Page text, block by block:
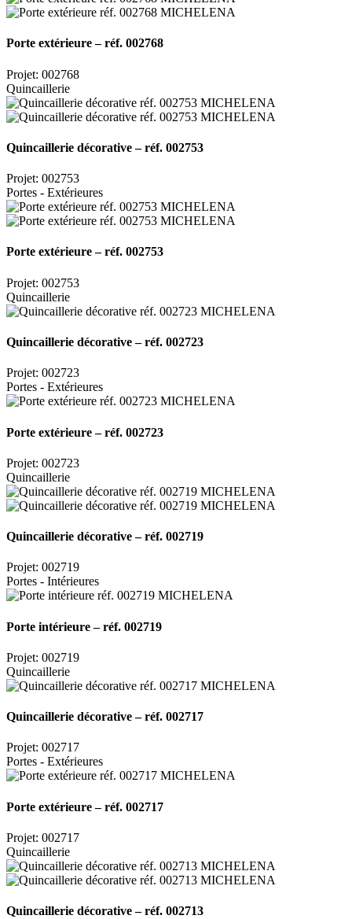
Porte extérieure – réf. 002768
Projet: 002768
Quincaillerie
Quincaillerie décorative – réf. 002753
Projet: 002753
Portes - Extérieures
Porte extérieure – réf. 002753
Projet: 002753
Quincaillerie
Quincaillerie décorative – réf. 002723
Projet: 002723
Portes - Extérieures
Porte extérieure – réf. 002723
Projet: 002723
Quincaillerie
Quincaillerie décorative – réf. 002719
Projet: 002719
Portes - Intérieures
Porte intérieure – réf. 002719
Projet: 002719
Quincaillerie
Quincaillerie décorative – réf. 002717
Projet: 002717
Portes - Extérieures
Porte extérieure – réf. 002717
Projet: 002717
Quincaillerie
Quincaillerie décorative – réf. 002713